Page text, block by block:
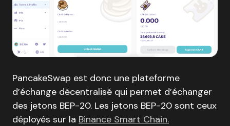
PancakeSwap est donc une plateforme
d’échange décentralisé qui permet d’échanger
des jetons BEP-20. Les jetons BEP-20 sont ceux
déployés sur la Binance Smart Chain.